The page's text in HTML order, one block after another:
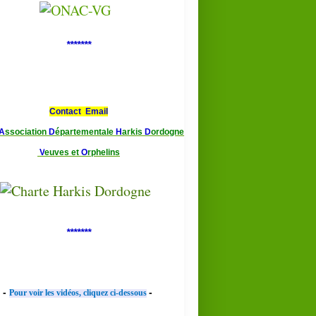
*******
Contact Email
ssociation Départementale Harkis Dordogne
Veuves et Orphelins
*******
- Pour voir les vidéos, cliquez ci-dessous -